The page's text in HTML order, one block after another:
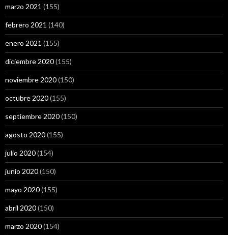
marzo 2021 (155)
febrero 2021 (140)
enero 2021 (155)
diciembre 2020(155)
noviembre 2020(150)
octubre 2020(155)
septiembre 2020(150)
agosto 2020(155)
julio 2020(154)
junio 2020(150)
mayo 2020(155)
abril 2020(150)
marzo 2020(154)